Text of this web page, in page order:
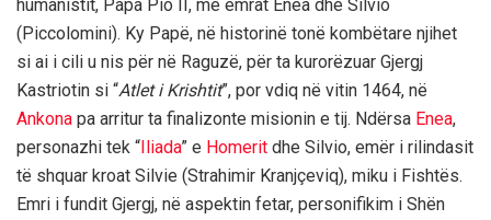
humanistit, Papa Pio II, me emrat Enea dhe Silvio
(Piccolomini). Ky Papë, në historinë tonë kombëtare njihet
si ai i cili u nis për në Raguzë, për ta kurorëzuar Gjergj
Kastriotin si “Atlet i Krishtit”, por vdiq në vitin 1464, në
Ankona pa arritur ta finalizonte misionin e tij. Ndërsa Enea,
personazhi tek “Iliada” e Homerit dhe Silvio, emër i rilindasit
të shquar kroat Silvie (Strahimir Kranjçeviq), miku i Fishtës.
Emri i fundit Gjergj, në aspektin fetar, personifikim i Shën